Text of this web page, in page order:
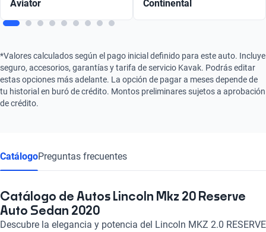
Aviator Continental
*Valores calculados según el pago inicial definido para este auto. Incluye
seguro, accesorios, garantías y tarifa de servicio Kavak. Podrás editar
estas opciones más adelante. La opción de pagar a meses depende de
tu historial en buró de crédito. Montos preliminares sujetos a aprobación
de crédito.
CatálogoPreguntas frecuentes
Catálogo de Autos Lincoln Mkz 20 Reserve
Auto Sedan 2020
Descubre la elegancia y potencia del Lincoln MKZ 2.0 RESERVE